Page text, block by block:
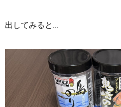
出してみると...